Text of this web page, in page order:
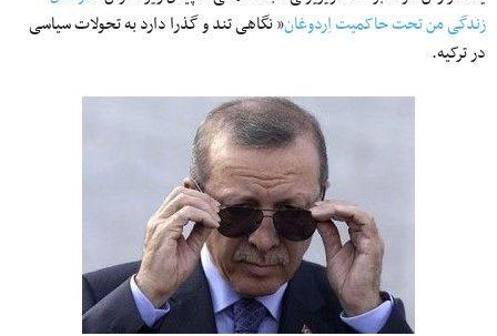
زندگی من تحت حاکمیت اِردوغان” نگاهی تند و گذرا دارد به تحولات سیاسی
در ترکیه.